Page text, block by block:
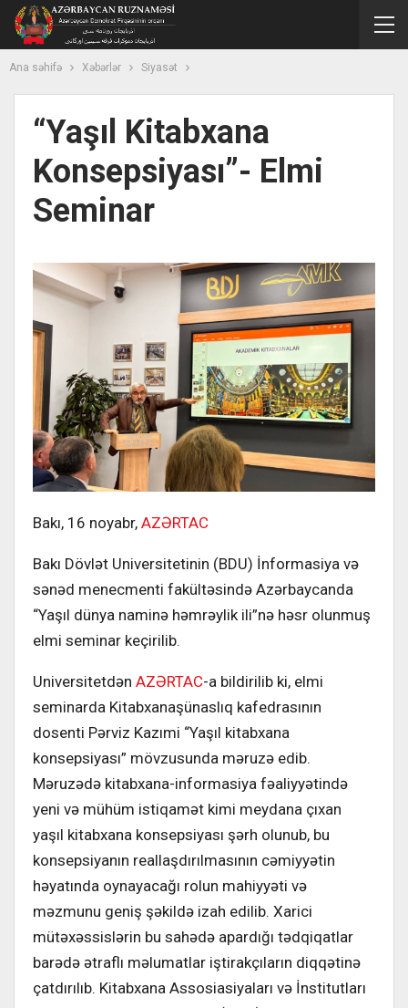
Ana səhifə Xəbərlər Siyasət
“Yaşıl Kitabxana
Konsepsiyası”- Elmi
Seminar
Bakı, 16 noyabr, AZƏRTAC
Bakı Dövlət Universitetinin (BDU) İnformasiya və
sənəd menecmenti fakültəsində Azərbaycanda
“Yaşıl dünya naminə həmrəylik ili”nə həsr olunmuş
elmi seminar keçirilib.
Universitetdən AZƏRTAC-a bildirilib ki, elmi
seminarda Kitabxanaşünaslıq kafedrasının
dosenti Pərviz Kazımi “Yaşıl kitabxana
konsepsiyası” mövzusunda məruzə edib.
Məruzədə kitabxana-informasiya fəaliyyətində
yeni və mühüm istiqamət kimi meydana çıxan
yaşıl kitabxana konsepsiyası şərh olunub, bu
konsepsiyanın reallaşdırılmasının cəmiyyətin
həyatında oynayacağı rolun mahiyyəti və
məzmunu geniş şəkildə izah edilib. Xarici
mütəxəssislərin bu sahədə apardığı tədqiqatlar
barədə ətraflı məlumatlar iştirakçıların diqqətinə
çatdırılıb. Kitabxana Assosiasiyaları və İnstitutları